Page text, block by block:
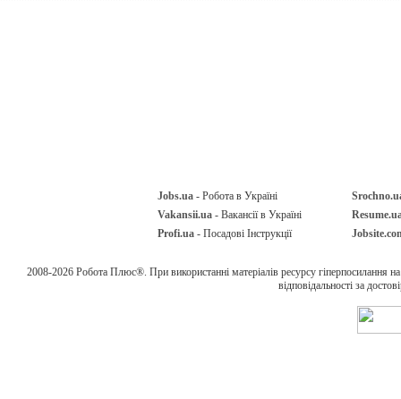
Jobs.ua - Робота в Україні
Vakansii.ua - Вакансії в Україні
Profi.ua - Посадові Інструкції
2008-2026 Робота Плюс®. При використанні матеріалів ресурсу гіперпосилання
відповідальності за